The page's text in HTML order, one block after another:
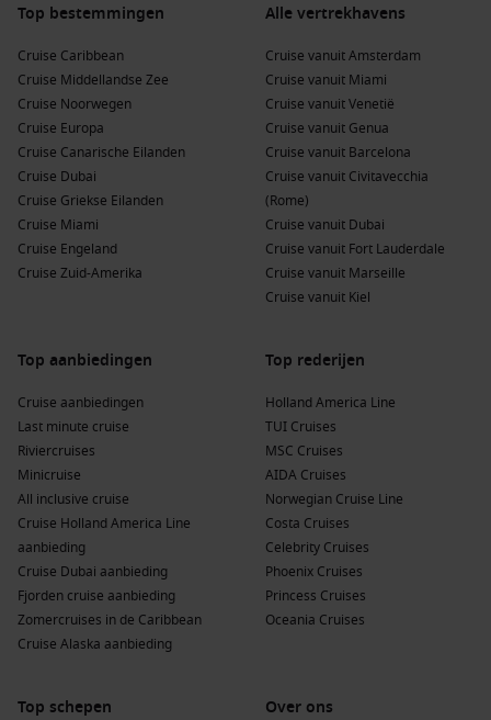
Top bestemmingen
Cruise Caribbean
Cruise Middellandse Zee
Cruise Noorwegen
Cruise Europa
Cruise Canarische Eilanden
Cruise Dubai
Cruise Griekse Eilanden
Cruise Miami
Cruise Engeland
Cruise Zuid-Amerika
Alle vertrekhavens
Cruise vanuit Amsterdam
Cruise vanuit Miami
Cruise vanuit Venetië
Cruise vanuit Genua
Cruise vanuit Barcelona
Cruise vanuit Civitavecchia
(Rome)
Cruise vanuit Dubai
Cruise vanuit Fort Lauderdale
Cruise vanuit Marseille
Cruise vanuit Kiel
Top aanbiedingen
Cruise aanbiedingen
Last minute cruise
Riviercruises
Minicruise
All inclusive cruise
Cruise Holland America Line
aanbieding
Cruise Dubai aanbieding
Fjorden cruise aanbieding
Zomercruises in de Caribbean
Cruise Alaska aanbieding
Top rederijen
Holland America Line
TUI Cruises
MSC Cruises
AIDA Cruises
Norwegian Cruise Line
Costa Cruises
Celebrity Cruises
Phoenix Cruises
Princess Cruises
Oceania Cruises
Top schepen
Over ons